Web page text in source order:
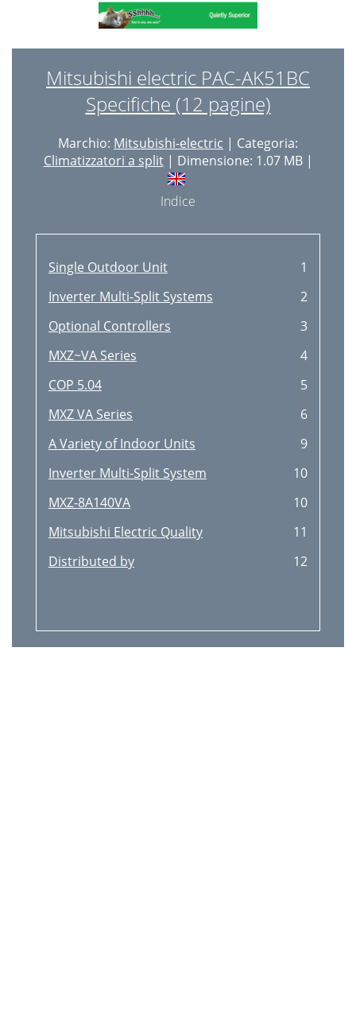
Mitsubishi electric PAC-AK51BC
Specifiche (12 pagine)
Marchio: Mitsubishi-electric | Categoria:
Climatizzatori a split| Dimensione: 1.07 MB |
Indice
Single Outdoor Unit
1
Inverter Multi-Split Systems
2
Optional Controllers
3
MXZ~VA Series
4
COP 5.04
5
MXZ VA Series
6
A Variety of Indoor Units
9
Inverter Multi-Split System
10
MXZ-8A140VA
10
Mitsubishi Electric Quality
11
Distributed by
12